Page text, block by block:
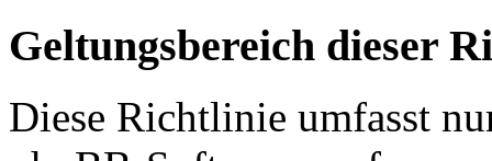
Geltungsbereich dieser
Diese Richtlinie umfasst